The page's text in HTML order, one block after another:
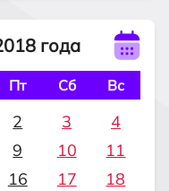
года
Пт Сб Вс
2 3
4
9 10
11
16 17
18